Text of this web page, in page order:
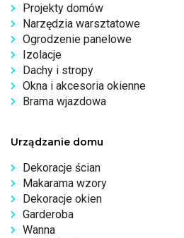
Projekty domów
Narzędzia warsztatowe
Ogrodzenie panelowe
Izolacje
Dachy i stropy
Okna i akcesoria okienne
Brama wjazdowa
Urządzanie domu
Dekoracje ścian
Makarama wzory
Dekoracje okien
Garderoba
Wanna